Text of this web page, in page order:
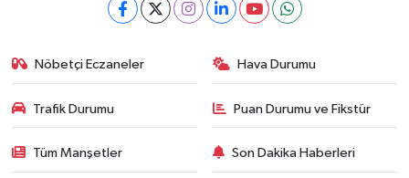
Nöbetçi Eczaneler Hava Durumu
Trafik Durumu Puan Durumu ve Fikstür
Tüm Manşetler Son Dakika Haberleri